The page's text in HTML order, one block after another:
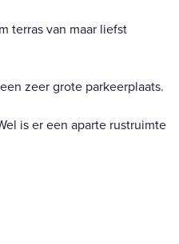
terras van maar liefst
zeer grote parkeerplaats.
is er een aparte rustruimte